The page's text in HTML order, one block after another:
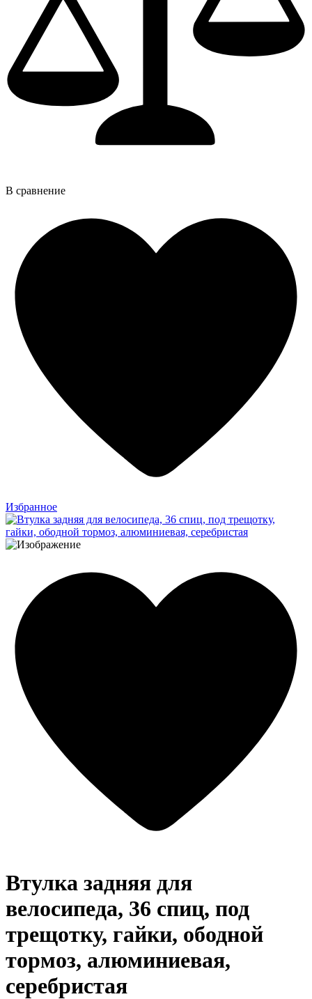
В сравнение
Избранное
Втулка задняя для
велосипеда, 36 спиц, под
трещотку, гайки, ободной
тормоз, алюминиевая,
серебристая